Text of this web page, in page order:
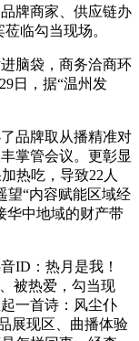
牌商家、供应链办
临勾当现场。
脑袋，商务洽商环
日，据“温州发
品牌取从播精准对
掌管会议。更彰显
热吃，导致22人
望“内容赋能区域经
华中地域的财产带
ID：热月是我！
被热爱，勾当现
一首诗：风尘仆
展现区、曲播体验